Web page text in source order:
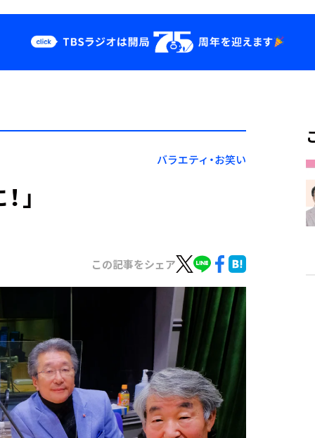
YouTube
会社情報
バラエティ・お笑い
」
この記事をシェア